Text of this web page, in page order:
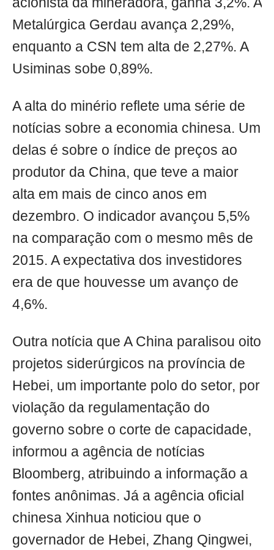
Metalúrgica Gerdau avança 2,29%,
enquanto a CSN tem alta de 2,27%. A
Usiminas sobe 0,89%.
A alta do minério reflete uma série de
notícias sobre a economia chinesa. Um
delas é sobre o índice de preços ao
produtor da China, que teve a maior
alta em mais de cinco anos em
dezembro. O indicador avançou 5,5%
na comparação com o mesmo mês de
2015. A expectativa dos investidores
era de que houvesse um avanço de
4,6%.
Outra notícia que A China paralisou oito
projetos siderúrgicos na província de
Hebei, um importante polo do setor, por
violação da regulamentação do
governo sobre o corte de capacidade,
informou a agência de notícias
Bloomberg, atribuindo a informação a
fontes anônimas. Já a agência oficial
chinesa Xinhua noticiou que o
governador de Hebei, Zhang Qingwei,